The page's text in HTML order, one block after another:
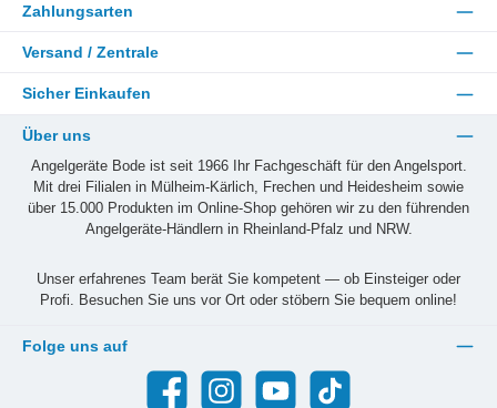
Zahlungsarten
Versand / Zentrale
Sicher Einkaufen
Über uns
Angelgeräte Bode ist seit 1966 Ihr Fachgeschäft für den Angelsport.
Mit drei Filialen in Mülheim-Kärlich, Frechen und Heidesheim sowie
über 15.000 Produkten im Online-Shop gehören wir zu den führenden
Angelgeräte-Händlern in Rheinland-Pfalz und NRW.
Unser erfahrenes Team berät Sie kompetent — ob Einsteiger oder
Profi. Besuchen Sie uns vor Ort oder stöbern Sie bequem online!
Folge uns auf
Facebook Instagram YouTube TikTok